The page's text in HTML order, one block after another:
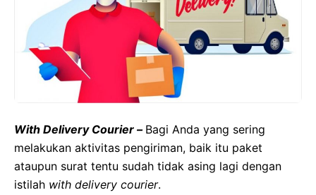
With Delivery Courier – Bagi Anda yang sering
melakukan aktivitas pengiriman, baik itu paket
ataupun surat tentu sudah tidak asing lagi dengan
istilah with delivery courier.